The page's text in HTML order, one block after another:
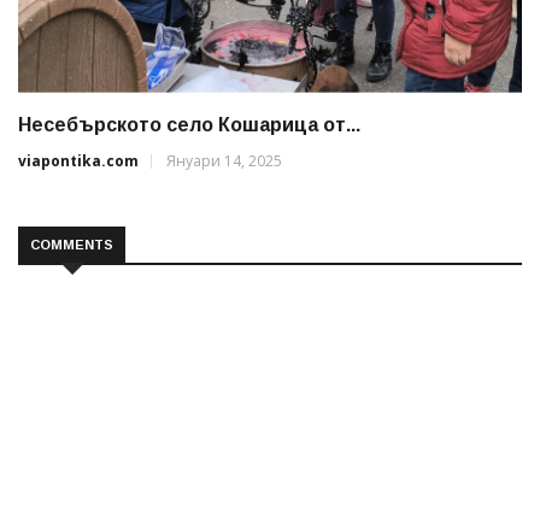
Несебърското село Кошарица от...
viapontika.com
Януари 14, 2025
COMMENTS